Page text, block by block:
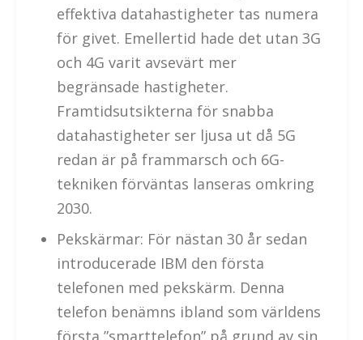
effektiva datahastigheter tas numera
för givet. Emellertid hade det utan 3G
och 4G varit avsevärt mer
begränsade hastigheter.
Framtidsutsikterna för snabba
datahastigheter ser ljusa ut då 5G
redan är på frammarsch och 6G-
tekniken förväntas lanseras omkring
2030.
Pekskärmar: För nästan 30 år sedan
introducerade IBM den första
telefonen med pekskärm. Denna
telefon benämns ibland som världens
första ”smarttelefon” på grund av sin